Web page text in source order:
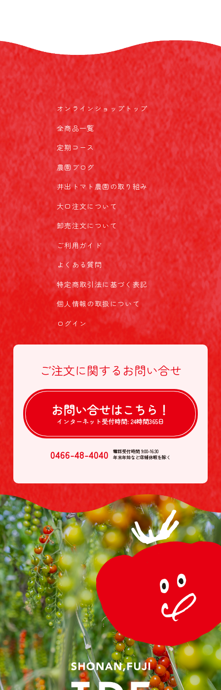
オンラインショップトップ
全商品一覧
定期コース
農園ブログ
井出トマト農園の取り組み
大口注文について
卸売注文について
ご利用ガイド
よくある質問
特定商取引法に基づく表記
個人情報の取扱について
ログイン
ご注文に関する お問い合せ
お問い合せはこちら！
インターネット受付時間: 24時間365日
0466-48-4040
電話受付時間 9:00-16:30
年末年始など店舗休暇を除く